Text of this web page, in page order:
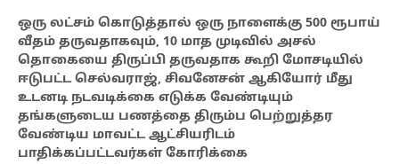
ஒரு லட்சம் கொடுத்தால் ஒரு நாளைக்கு 500 ரூபாய்
வீதம் தருவதாகவும், 10 மாத முடிவில் அசல்
தொகையை திருப்பி தருவதாக கூறி மோசடியில்
ஈடுபட்ட செல்வராஜ், சிவனேசன் ஆகியோர் மீது
உடனடி நடவடிக்கை எடுக்க வேண்டியும்
தங்களுடைய பணத்தை திரும்ப பெற்றுத்தர
வேண்டிய மாவட்ட ஆட்சியரிடம்
பாதிக்கப்பட்டவர்கள் கோரிக்கை